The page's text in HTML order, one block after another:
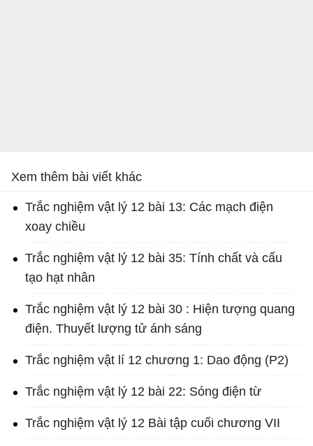
Xem thêm bài viết khác
Trắc nghiệm vật lý 12 bài 13: Các mạch điện
xoay chiều
Trắc nghiệm vật lý 12 bài 35: Tính chất và cấu
tạo hạt nhân
Trắc nghiệm vật lý 12 bài 30 : Hiện tượng quang
điện. Thuyết lượng tử ánh sáng
Trắc nghiệm vật lí 12 chương 1: Dao động (P2)
Trắc nghiệm vật lý 12 bài 22: Sóng điện từ
Trắc nghiệm vật lý 12 Bài tập cuối chương VII